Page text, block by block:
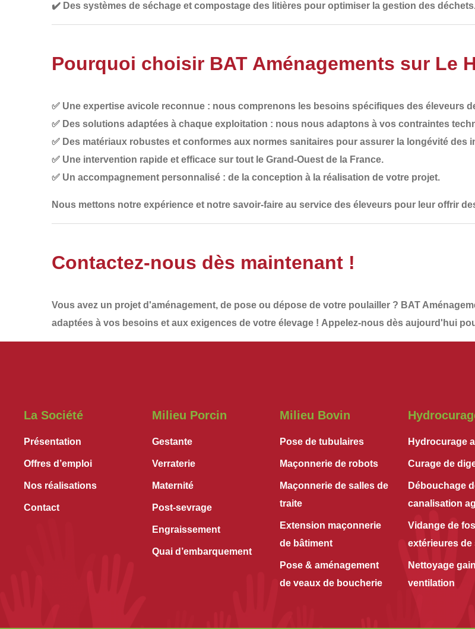
✔️ Des systèmes de séchage et compostage des litières pour optimiser la gestion des
Pourquoi choisir BAT Aménagements sur Le
✅ Une expertise avicole reconnue : nous comprenons les besoins spécifiques des éleveurs
✅ Des solutions adaptées à chaque exploitation : nous nous adaptons à vos contraintes
✅ Des matériaux robustes et conformes aux normes sanitaires pour assurer la longévité des
✅ Une intervention rapide et efficace sur tout le Grand-Ouest de la France.
✅ Un accompagnement personnalisé : de la conception à la réalisation de votre projet.
Nous mettons notre expérience et notre savoir-faire au service des éleveurs pour leur offrir
Contactez-nous dès maintenant !
Vous avez un projet d'aménagement, de pose ou dépose de votre poulailler ? BAT
adaptées à vos besoins et aux exigences de votre élevage ! Appelez-nous dès aujourd'hui
La Société
Présentation
Offres d’emploi
Nos réalisations
Contact
Milieu Porcin
Gestante
Verraterie
Maternité
Post-sevrage
Engraissement
Quai d’embarquement
Milieu Bovin
Pose de tubulaires
Maçonnerie de robots
Maçonnerie de salles de
traite
Extension maçonnerie
de bâtiment
Pose & aménagement
de veaux de boucherie
Hydrocurage
Curage de
Débouchage
canalisation
Vidange de
extérieures de
Nettoyage
ventilation